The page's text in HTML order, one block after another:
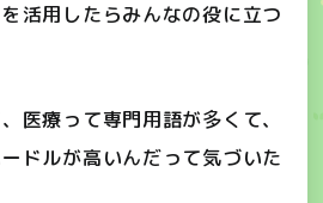
活用したらみんなの役に立つ
医療って専門用語が多くて、
ドルが高いんだって気づいた